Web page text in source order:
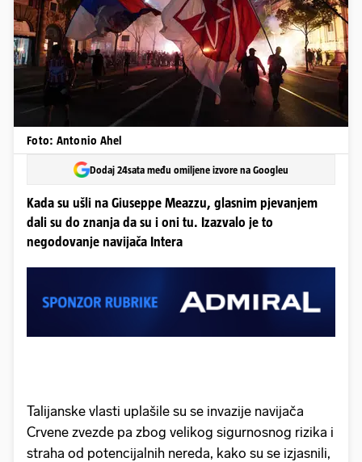
Foto: Antonio Ahel
Dodaj 24sata među omiljene izvore na Googleu
Kada su ušli na Giuseppe Meazzu, glasnim pjevanjem
dali su do znanja da su i oni tu. Izazvalo je to
negodovanje navijača Intera
Talijanske vlasti uplašile su se invazije navijača
Crvene zvezde pa zbog velikog sigurnosnog rizika i
straha od potencijalnih nereda, kako su se izjasnili,